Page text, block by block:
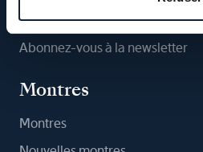
Abonnez-vous à la newsletter
Montres
Montres